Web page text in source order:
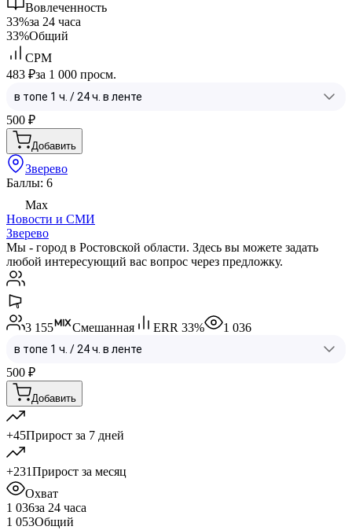
Вовлеченность
33%за 24 часа
33%Общий
CPM
483 ₽за 1 000 просм.
500 ₽
Добавить
Зверево
Баллы: 6
Max
Новости и СМИ
Зверево
Мы - город в Ростовской области. Здесь вы можете задать
любой интересующий вас вопрос через предложку.
3 155 Смешанная ERR 33% 1 036
500 ₽
Добавить
+45Прирост за 7 дней
+231Прирост за месяц
Охват
1 036за 24 часа
1 053Общий